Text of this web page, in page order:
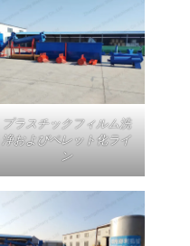
プラスチックフィルム洗
浄およびペレット化ライ
ン